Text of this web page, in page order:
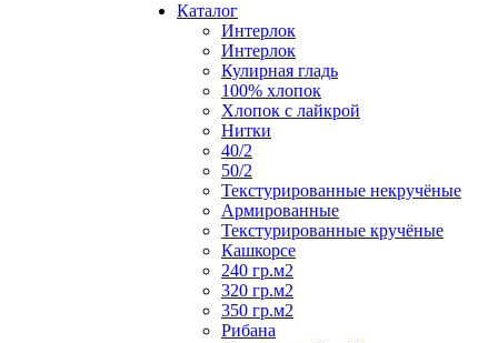
Каталог
Интерлок
Интерлок
Кулирная гладь
100% хлопок
Хлопок с лайкрой
Нитки
40/2
50/2
Текстурированные некручёные
Армированные
Текстурированные кручёные
Кашкорсе
240 гр.м2
320 гр.м2
350 гр.м2
Рибана